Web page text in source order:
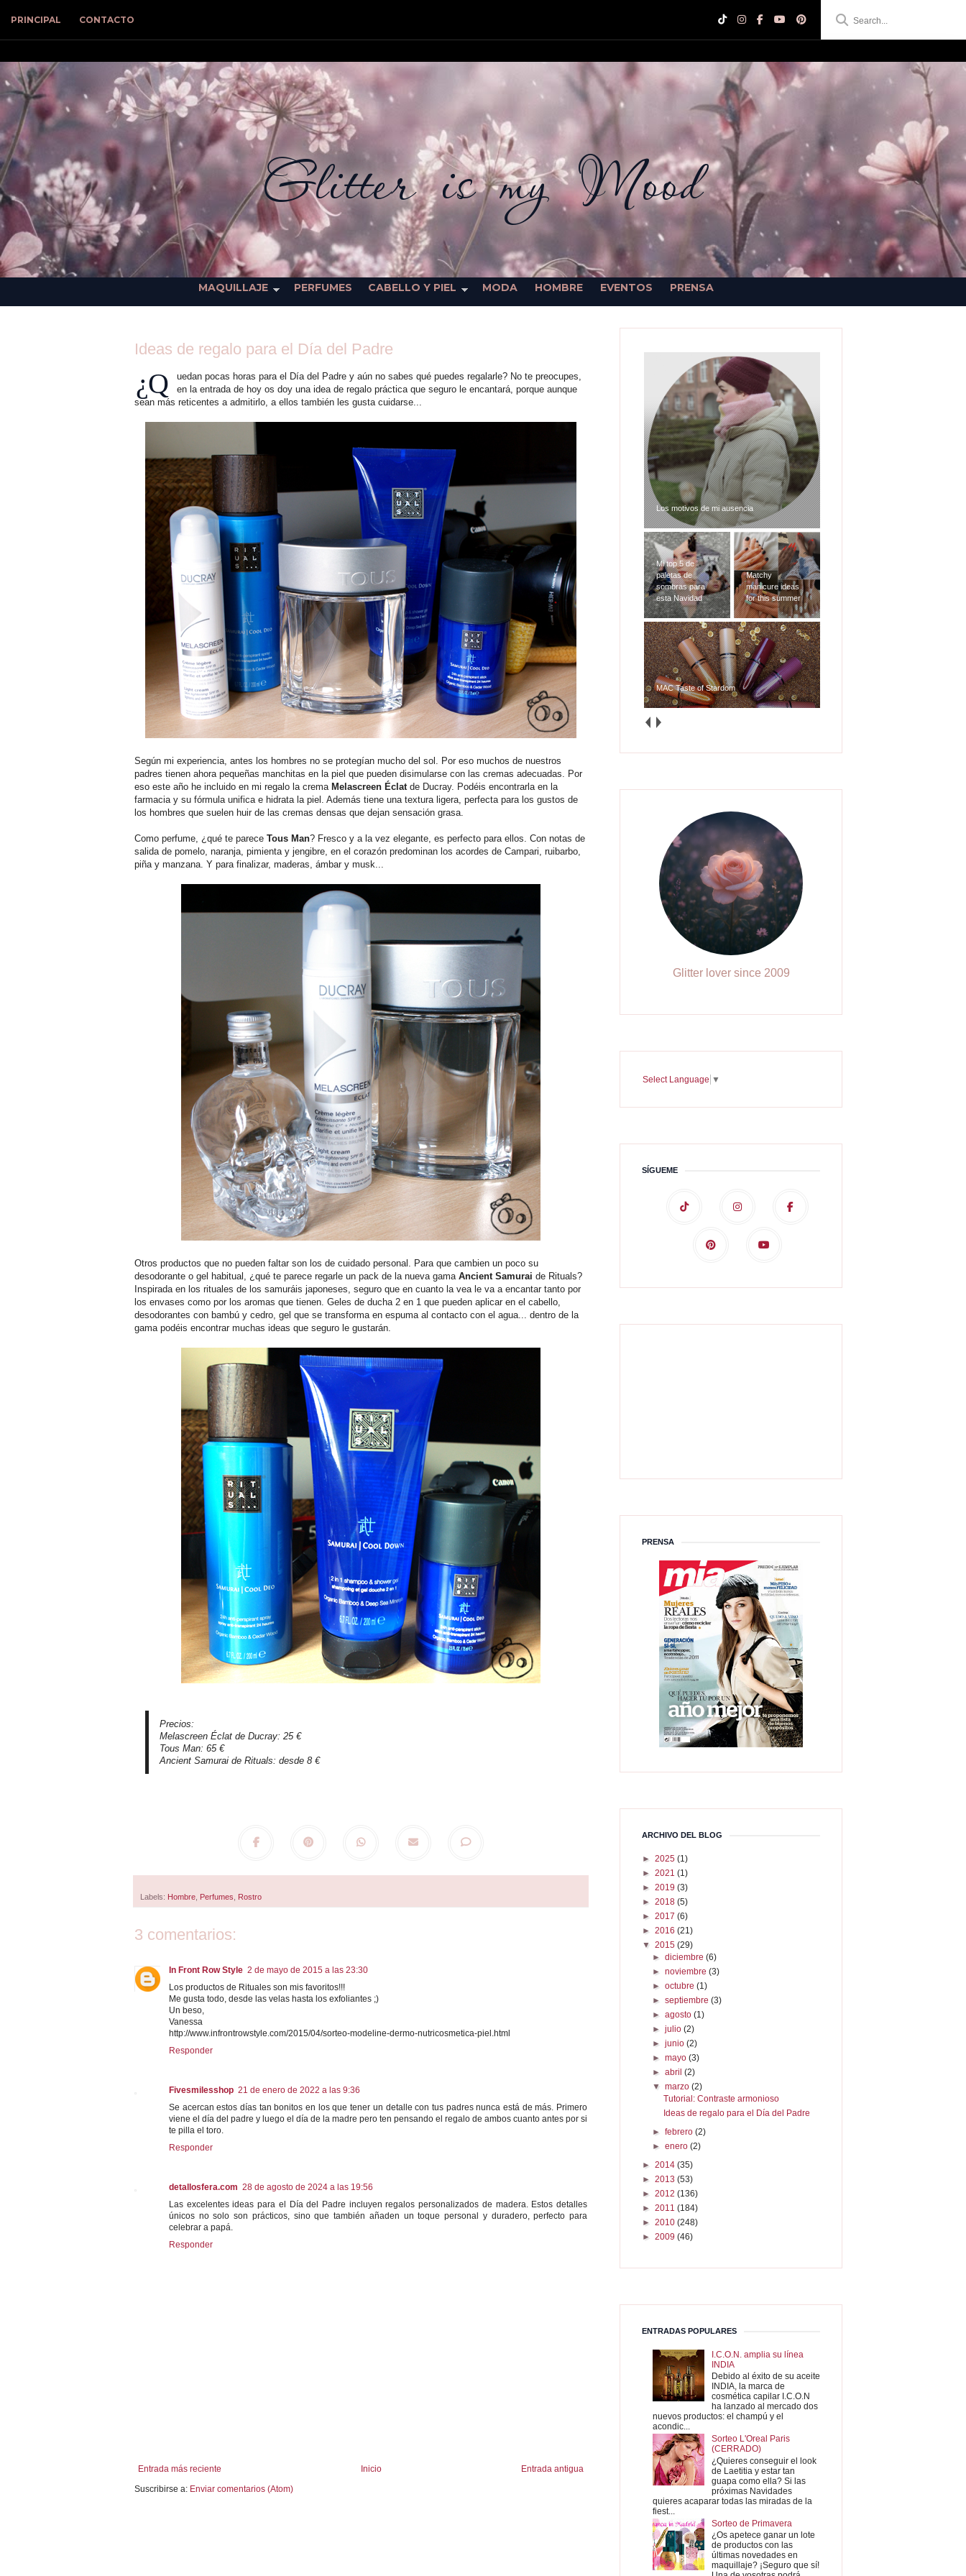
PRINCIPAL CONTACTO
Glitter is my Mood
MAQUILLAJE PERFUMES CABELLO Y PIEL MODA HOMBRE EVENTOS
PRENSA
Ideas de regalo para el Día del Padre
¿Q
uedan pocas horas para el Día del Padre y aún no sabes qué puedes regalarle? No te preocupes,
en la entrada de hoy os doy una idea de regalo práctica que seguro le encantará, porque aunque
sean más reticentes a admitirlo, a ellos también les gusta cuidarse...
Según mi experiencia, antes los hombres no se protegían mucho del sol. Por eso muchos de nuestros
padres tienen ahora pequeñas manchitas en la piel que pueden disimularse con las cremas adecuadas. Por
eso este año he incluido en mi regalo la crema Melascreen Éclat de Ducray. Podéis encontrarla en la
farmacia y su fórmula unifica e hidrata la piel. Además tiene una textura ligera, perfecta para los gustos de
los hombres que suelen huir de las cremas densas que dejan sensación grasa.
Como perfume, ¿qué te parece Tous Man? Fresco y a la vez elegante, es perfecto para ellos. Con notas de
salida de pomelo, naranja, pimienta y jengibre, en el corazón predominan los acordes de Campari, ruibarbo,
piña y manzana. Y para finalizar, maderas, ámbar y musk...
Otros productos que no pueden faltar son los de cuidado personal. Para que cambien un poco su
desodorante o gel habitual, ¿qué te parece regarle un pack de la nueva gama Ancient Samurai de Rituals?
Inspirada en los rituales de los samuráis japoneses, seguro que en cuanto la vea le va a encantar tanto por
los envases como por los aromas que tienen. Geles de ducha 2 en 1 que pueden aplicar en el cabello,
desodorantes con bambú y cedro, gel que se transforma en espuma al contacto con el agua... dentro de la
gama podéis encontrar muchas ideas que seguro le gustarán.
Precios:
Melascreen Éclat de Ducray: 25 €
Tous Man: 65 €
Ancient Samurai de Rituals: desde 8 €
Labels: Hombre Perfumes Rostro
3 comentarios:
In Front Row Style 2 de mayo de 2015 a las 23:30
Los productos de Rituales son mis favoritos!!!
Me gusta todo, desde las velas hasta los exfoliantes ;)
Un beso,
Vanessa
http://www.infrontrowstyle.com/2015/04/sorteo-modeline-dermo-nutricosmetica-piel.html
Responder
Fivesmilesshop 21 de enero de 2022 a las 9:36
Se acercan estos días tan bonitos en los que tener un detalle con tus padres nunca está de más. Primero
viene el día del padre y luego el día de la madre pero ten pensando el regalo de ambos cuanto antes por si
te pilla el toro.
Responder
detallosfera.com 28 de agosto de 2024 a las 19:56
Las excelentes ideas para el Día del Padre incluyen regalos personalizados de madera. Estos detalles
únicos no solo son prácticos, sino que también añaden un toque personal y duradero, perfecto para
celebrar a papá.
Responder
Entrada más reciente Entrada antigua
Inicio
Suscribirse a: Enviar comentarios (Atom)
Los motivos de mi ausencia
Mi top 5 de
paletas de
sombras para
esta Navidad
Matchy
manicure ideas
for this summer
MAC Taste of Stardom
Glitter lover since 2009
Select Language ▼
SÍGUEME
PRENSA
ARCHIVO DEL BLOG
► 2025 (1)
► 2021 (1)
► 2019 (3)
► 2018 (5)
► 2017 (6)
► 2016 (21)
▼ 2015 (29)
►diciembre(6)
►noviembre(3)
►octubre(1)
►septiembre(3)
►agosto(1)
►julio(2)
►junio(2)
►mayo(3)
►abril(2)
▼marzo(2)
Tutorial: Contraste armonioso
Ideas de regalo para el Día del Padre
►febrero(2)
►enero(2)
► 2014 (35)
► 2013 (53)
► 2012 (136)
► 2011 (184)
► 2010 (248)
► 2009 (46)
ENTRADAS POPULARES
I.C.O.N. amplia su línea
INDIA
Debido al éxito de su aceite
INDIA, la marca de
cosmética capilar I.C.O.N
ha lanzado al mercado dos
nuevos productos: el champú y el
acondic...
Sorteo L'Oreal Paris
(CERRADO)
¿Quieres conseguir el look
de Laetitia y estar tan
guapa como ella? Si las
próximas Navidades
quieres acaparar todas las miradas de la
fiest...
Sorteo de Primavera
¿Os apetece ganar un lote
de productos con las
últimas novedades en
maquillaje? ¡Seguro que sí!